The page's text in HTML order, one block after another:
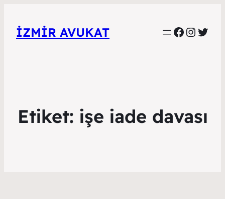
İZMIR AVUKAT
Etiket: işe iade davası